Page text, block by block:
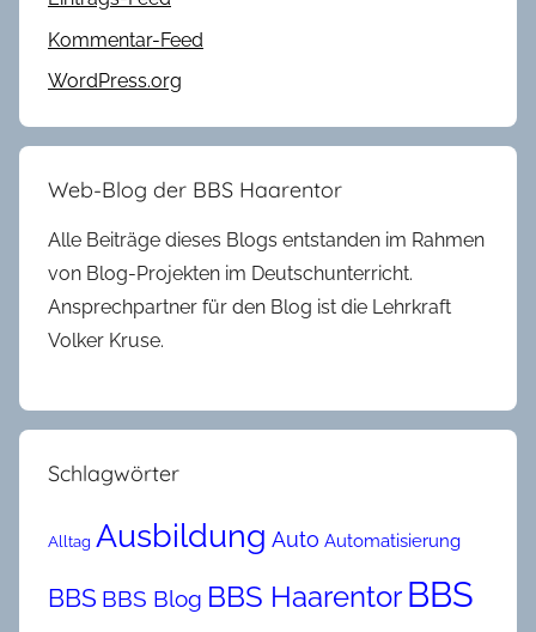
Kommentar-Feed
WordPress.org
Web-Blog der BBS Haarentor
Alle Beiträge dieses Blogs entstanden im Rahmen
von Blog-Projekten im Deutschunterricht.
Ansprechpartner für den Blog ist die Lehrkraft
Volker Kruse.
Schlagwörter
Alltag Ausbildung Auto Automatisierung
BBS BBS Blog BBS Haarentor BBS